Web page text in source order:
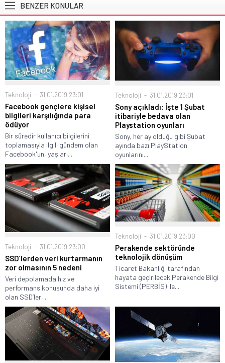
BENZER KONULAR
Teknoloji 31.01.2019 23:01
Facebook gençlere kişisel
bilgileri karşılığında para
ödüyor
Bir süredir kullanıcı bilgilerini
toplamasıyla ilgili gündem olan
Facebook'un, yaşları...
Teknoloji 31.01.2019 23:01
Sony açıkladı: İşte 1 Şubat
itibariyle bedava olan
Playstation oyunları
Sony, her ay olduğu gibi Şubat
ayında bazı PlayStation
oyunlarını...
Teknoloji 31.01.2019 23:00
SSD’lerden veri kurtarmanın
zor olmasının 5 nedeni
Veri depolamada hız ve
performans konusunda daha iyi
olan SSD’ler,...
Teknoloji 31.01.2019 23:00
Perakende sektöründe
teknolojik dönüşüm
Ticaret Bakanlığı tarafından
hayata geçirilecek Perakende Bilgi
Sistemi (PERBİS) ile...